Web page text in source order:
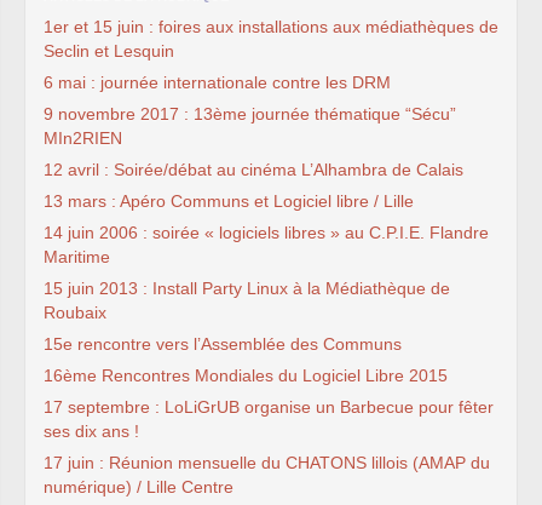
1er et 15 juin : foires aux installations aux médiathèques de
Seclin et Lesquin
6 mai : journée internationale contre les DRM
9 novembre 2017 : 13ème journée thématique “Sécu”
MIn2RIEN
12 avril : Soirée/débat au cinéma L’Alhambra de Calais
13 mars : Apéro Communs et Logiciel libre / Lille
14 juin 2006 : soirée « logiciels libres » au C.P.I.E. Flandre
Maritime
15 juin 2013 : Install Party Linux à la Médiathèque de
Roubaix
15e rencontre vers l’Assemblée des Communs
16ème Rencontres Mondiales du Logiciel Libre 2015
17 septembre : LoLiGrUB organise un Barbecue pour fêter
ses dix ans !
17 juin : Réunion mensuelle du CHATONS lillois (AMAP du
numérique) / Lille Centre